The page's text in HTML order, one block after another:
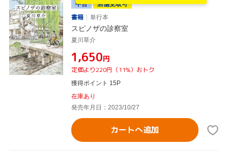
中古
店舗受取可
書籍
単行本
スピノザの診察室
夏川草介
¥1,650円
定価より220円（11%）おトク
獲得ポイント 15P
在庫あり
発売年月日：2023/10/27
カートへ追加